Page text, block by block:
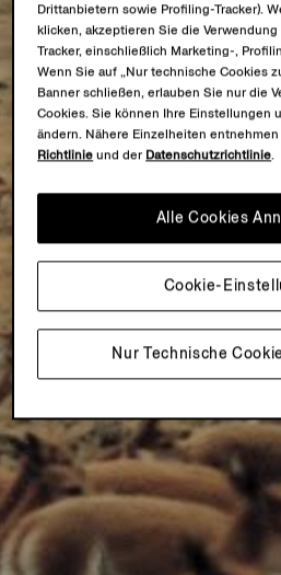
Drittanbietern sowie Profiling-Tracker).
klicken, akzeptieren Sie die
Tracker, einschließlich Marketing-,
Wenn Sie auf „Nur technische Cookies
Banner schließen, erlauben Sie nur die
Cookies. Sie können Ihre Einstellungen
ändern. Nähere Einzelheiten
Richtlinie und der Datenschutzrichtlinie.
Nur Technische
Alle Cookies
Cookie-